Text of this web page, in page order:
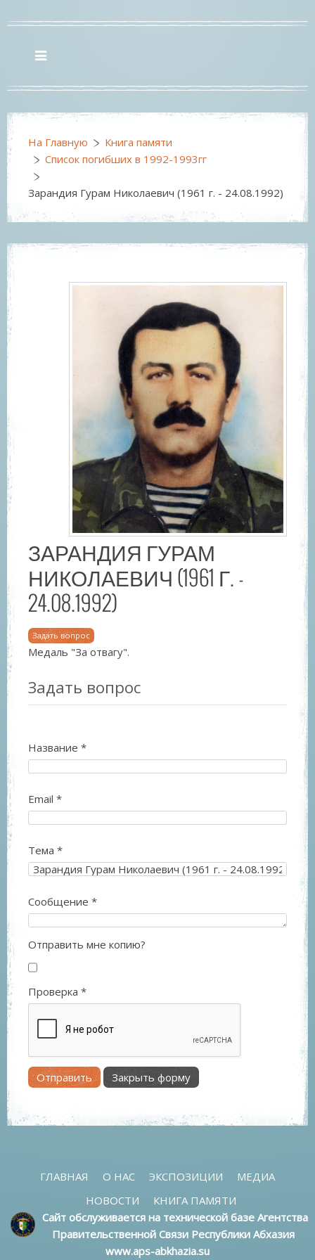
На Главную
Книга памяти
Список погибших в 1992-1993гг
Зарандия Гурам Николаевич (1961 г. - 24.08.1992)
ЗАРАНДИЯ ГУРАМ
НИКОЛАЕВИЧ (1961 Г. -
24.08.1992)
Задать вопрос
Медаль "За отвагу".
Задать вопрос
Название *
Email *
Тема *
Сообщение *
Отправить мне копию?
Проверка *
Отправить Закрыть форму
ГЛАВНАЯ О НАС ЭКСПОЗИЦИИ
МЕДИА
НОВОСТИ
КНИГА ПАМЯТИ
Сайт обслуживается на технической базе Агентства
Правительственной Связи Республики Абхазия
www.aps-abkhazia.su